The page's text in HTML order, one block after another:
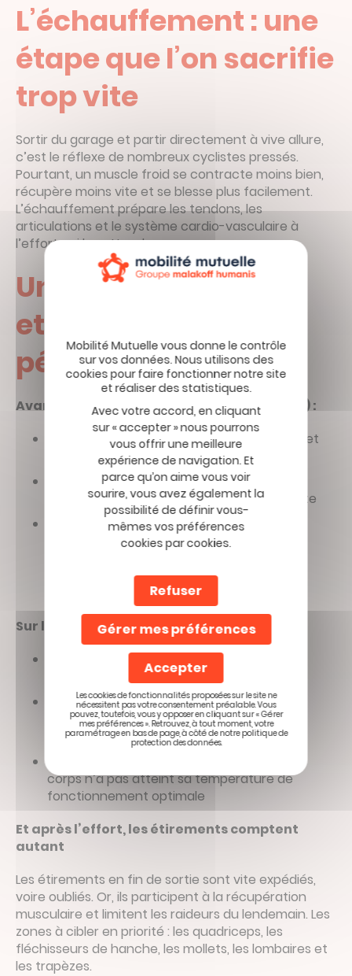
L’échauffement : une
étape que l’on sacrifie
trop vite
Sortir du garage et partir directement à vive allure,
c’est le réflexe de nombreux cyclistes pressés.
Pourtant, un muscle froid se contracte moins bien,
récupère moins vite et se blesse plus facilement.
L’échauffement prépare les tendons, les
articulations et le système cardio-vasculaire à
l’effort qui les attend.
Un protocole simple
et efficace avant de
pédaler
Avant de monter sur le vélo (5 à 10 minutes) :
Rotations lentes des chevilles, des genoux et
des hanches
Mobilisation de la colonne vertébrale :
flexions latérales douces, rotations du buste
Étirements des quadriceps, des ischio-
jambiers et des mollets. Attention, les
l’effort sont déconseillés car ils diminuent
temporairement la force musculaire
Sur le vélo (15 premières minutes) :
Démarrer à faible intensité, braquet léger,
cadence fluide
Augmenter progressivement l’effort sans
jamais forcer dès les premiers coups de
pédale
corps n’a pas atteint sa température de
fonctionnement optimale
Et après l’effort, les étirements comptent
autant
Les étirements en fin de sortie sont vite expédiés,
voire oubliés. Or, ils participent à la récupération
musculaire et limitent les raideurs du lendemain. Les
zones à cibler en priorité : les quadriceps, les
fléchisseurs de hanche, les mollets, les lombaires et
les trapèzes.
Avec votre accord, en cliquant
sur « accepter » nous pourrons
vous offrir une meilleure
expérience de navigation. Et
parce qu’on aime vous voir
sourire, vous avez également la
possibilité de définir vous-
mêmes vos préférences
cookies par cookies.
Refuser
Gérer mes préférences
Accepter
Les cookies de fonctionnalités proposées sur le site ne
nécessitent pas votre consentement préalable. Vous
pouvez, toutefois, vous y opposer en cliquant sur « Gérer
mes préférences ». Retrouvez, à tout moment, votre
paramétrage en bas de page, à côté de notre politique de
protection des données.